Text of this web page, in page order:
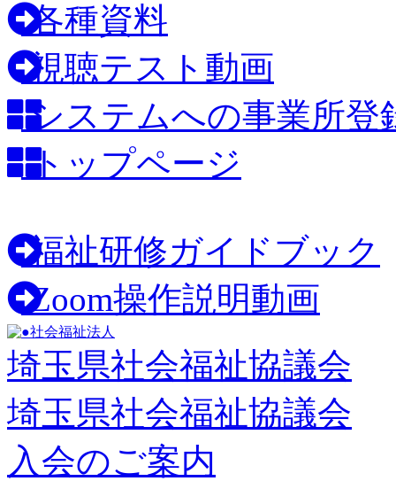
各種資料
視聴テスト動画
システムへの事業所登
トップページ
福祉研修ガイドブック
Zoom操作説明動画
社会福祉法人
埼玉県社会福祉協議会
埼玉県社会福祉協議会
入会のご案内